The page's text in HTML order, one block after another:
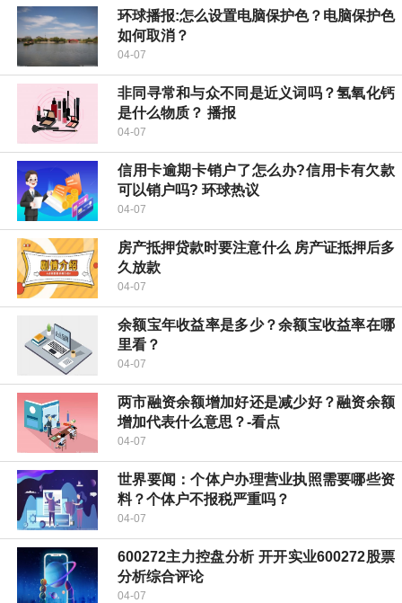
环球播报:怎么设置电脑保护色？电脑保护色
如何取消？
04-07
非同寻常和与众不同是近义词吗？氢氧化钙
是什么物质？ 播报
04-07
信用卡逾期卡销户了怎么办?信用卡有欠款
可以销户吗? 环球热议
04-07
房产抵押贷款时要注意什么 房产证抵押后多
久放款
04-07
余额宝年收益率是多少？余额宝收益率在哪
里看？
04-07
两市融资余额增加好还是减少好？融资余额
增加代表什么意思？-看点
04-07
世界要闻：个体户办理营业执照需要哪些资
料？个体户不报税严重吗？
04-07
600272主力控盘分析 开开实业600272股票
分析综合评论
04-07